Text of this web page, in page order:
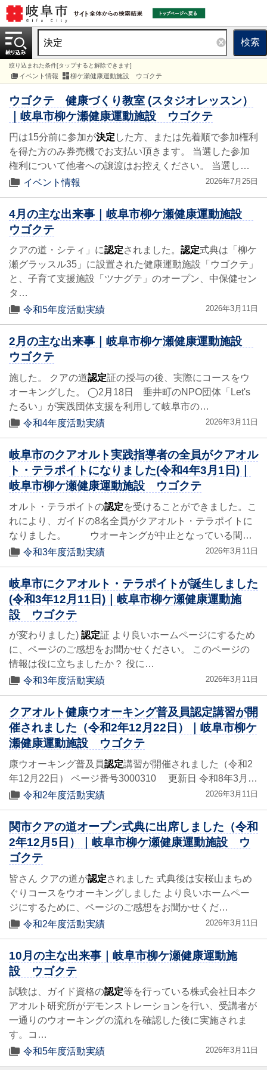
検索
絞り込まれた条件[タップすると解除できます]
イベント情報 柳ケ瀬健康運動施設 ウゴクテ
ウゴクテ 健康づくり教室 (スタジオレッスン）
｜岐阜市柳ケ瀬健康運動施設 ウゴクテ
円は15分前に参加が決定 した方、または先着順で参加権利
を得た方のみ券売機でお支払い頂きます。 当選した参加
権利について他者への譲渡はお控えください。 当選し…
イベント情報
2026年7月25日
4月の主な出来事｜岐阜市柳ケ瀬健康運動施設
ウゴクテ
クアの道・シティ」に認定されました。 認定式典は「柳ケ
瀬グラッスル35」に設置された健康運動施設「ウゴクテ」
と、子育て支援施設「ツナグテ」のオープン、中保健セン
タ…
令和5年度活動実績
2026年3月11日
2月の主な出来事｜岐阜市柳ケ瀬健康運動施設
ウゴクテ
施した。 クアの道認定証の授与の後、実際にコースをウ
オーキングした。 ◯2月18日 垂井町のNPO団体「Let's
たるい」が実践団体支援を利用して岐阜市の…
令和4年度活動実績
2026年3月11日
岐阜市のクアオルト実践指導者の全員がクアオル
ト・テラポイトになりました(令和4年3月1日)｜
岐阜市柳ケ瀬健康運動施設 ウゴクテ
オルト・テラポイトの認定を受けることができました。こ
れにより、ガイドの8名全員がクアオルト・テラポイトに
なりました。 ウオーキングが中止となっている間…
令和3年度活動実績
2026年3月11日
岐阜市にクアオルト・テラポイトが誕生しました
(令和3年12月11日)｜岐阜市柳ケ瀬健康運動施
設 ウゴクテ
が変わりました) 認定証 より良いホームページにするため
に、ページのご感想をお聞かせください。 このページの
情報は役に立ちましたか？ 役に…
令和3年度活動実績
2026年3月11日
クアオルト健康ウオーキング普及員認定講習が開
催されました（令和2年12月22日）｜岐阜市柳ケ
瀬健康運動施設 ウゴクテ
康ウオーキング普及員認定講習が開催されました（令和2
年12月22日） ページ番号3000310 更新日 令和8年3月…
令和2年度活動実績
2026年3月11日
関市クアの道オープン式典に出席しました（令和
2年12月5日）｜岐阜市柳ケ瀬健康運動施設 ウ
ゴクテ
皆さん クアの道が認定されました 式典後は安桜山まちめ
ぐりコースをウオーキングしました より良いホームペー
ジにするために、ページのご感想をお聞かせくだ…
令和2年度活動実績
2026年3月11日
10月の主な出来事｜岐阜市柳ケ瀬健康運動施
設 ウゴクテ
試験は、ガイド資格の認定等を行っている株式会社日本ク
アオルト研究所がデモンストレーションを行い、受講者が
一通りのウオーキングの流れを確認した後に実施されま
す。コ…
令和5年度活動実績
2026年3月11日